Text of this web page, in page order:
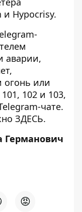
и Hypocrisy.
аварии,
огонь или
102 и 103,
чате.
ЗДЕСЬ.
Германович
😡